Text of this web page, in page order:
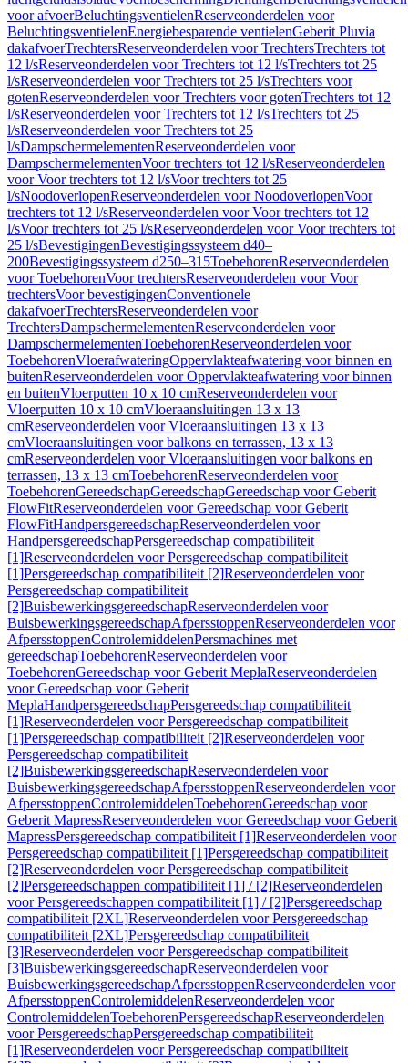
voor afvoerBeluchtingsventielenReserveonderdelen voor
BeluchtingsventielenEnergiebesparende ventielenGeberit Pluvia
dakafvoerTrechtersReserveonderdelen voor TrechtersTrechters tot
12 l/sReserveonderdelen voor Trechters tot 12 l/sTrechters tot 25
l/sReserveonderdelen voor Trechters tot 25 l/sTrechters voor
gotenReserveonderdelen voor Trechters voor gotenTrechters tot 12
l/sReserveonderdelen voor Trechters tot 12 l/sTrechters tot 25
l/sReserveonderdelen voor Trechters tot 25
l/sDampschermelementenReserveonderdelen voor
DampschermelementenVoor trechters tot 12 l/sReserveonderdelen
voor Voor trechters tot 12 l/sVoor trechters tot 25
l/sNoodoverlopenReserveonderdelen voor NoodoverlopenVoor
trechters tot 12 l/sReserveonderdelen voor Voor trechters tot 12
l/sVoor trechters tot 25 l/sReserveonderdelen voor Voor trechters tot
25 l/sBevestigingenBevestigingssysteem d40–
200Bevestigingssysteem d250–315ToebehorenReserveonderdelen
voor ToebehorenVoor trechtersReserveonderdelen voor Voor
trechtersVoor bevestigingenConventionele
dakafvoerTrechtersReserveonderdelen voor
TrechtersDampschermelementenReserveonderdelen voor
DampschermelementenToebehorenReserveonderdelen voor
ToebehorenVloerafwateringOppervlakteafwatering voor binnen en
buitenReserveonderdelen voor Oppervlakteafwatering voor binnen
en buitenVloerputten 10 x 10 cmReserveonderdelen voor
Vloerputten 10 x 10 cmVloeraansluitingen 13 x 13
cmReserveonderdelen voor Vloeraansluitingen 13 x 13
cmVloeraansluitingen voor balkons en terrassen, 13 x 13
cmReserveonderdelen voor Vloeraansluitingen voor balkons en
terrassen, 13 x 13 cmToebehorenReserveonderdelen voor
ToebehorenGereedschapGereedschapGereedschap voor Geberit
FlowFitReserveonderdelen voor Gereedschap voor Geberit
FlowFitHandpersgereedschapReserveonderdelen voor
HandpersgereedschapPersgereedschap compatibiliteit
[1]Reserveonderdelen voor Persgereedschap compatibiliteit
[1]Persgereedschap compatibiliteit [2]Reserveonderdelen voor
Persgereedschap compatibiliteit
[2]BuisbewerkingsgereedschapReserveonderdelen voor
BuisbewerkingsgereedschapAfpersstoppenReserveonderdelen voor
AfpersstoppenControlemiddelenPersmachines met
gereedschapToebehorenReserveonderdelen voor
ToebehorenGereedschap voor Geberit MeplaReserveonderdelen
voor Gereedschap voor Geberit
MeplaHandpersgereedschapPersgereedschap compatibiliteit
[1]Reserveonderdelen voor Persgereedschap compatibiliteit
[1]Persgereedschap compatibiliteit [2]Reserveonderdelen voor
Persgereedschap compatibiliteit
[2]BuisbewerkingsgereedschapReserveonderdelen voor
BuisbewerkingsgereedschapAfpersstoppenReserveonderdelen voor
AfpersstoppenControlemiddelenToebehorenGereedschap voor
Geberit MapressReserveonderdelen voor Gereedschap voor Geberit
MapressPersgereedschap compatibiliteit [1]Reserveonderdelen voor
Persgereedschap compatibiliteit [1]Persgereedschap compatibiliteit
[2]Reserveonderdelen voor Persgereedschap compatibiliteit
[2]Persgereedschappen compatibiliteit [1] / [2]Reserveonderdelen
voor Persgereedschappen compatibiliteit [1] / [2]Persgereedschap
compatibiliteit [2XL]Reserveonderdelen voor Persgereedschap
compatibiliteit [2XL]Persgereedschap compatibiliteit
[3]Reserveonderdelen voor Persgereedschap compatibiliteit
[3]BuisbewerkingsgereedschapReserveonderdelen voor
BuisbewerkingsgereedschapAfpersstoppenReserveonderdelen voor
AfpersstoppenControlemiddelenReserveonderdelen voor
ControlemiddelenToebehorenPersgereedschapReserveonderdelen
voor PersgereedschapPersgereedschap compatibiliteit
[1]Reserveonderdelen voor Persgereedschap compatibiliteit